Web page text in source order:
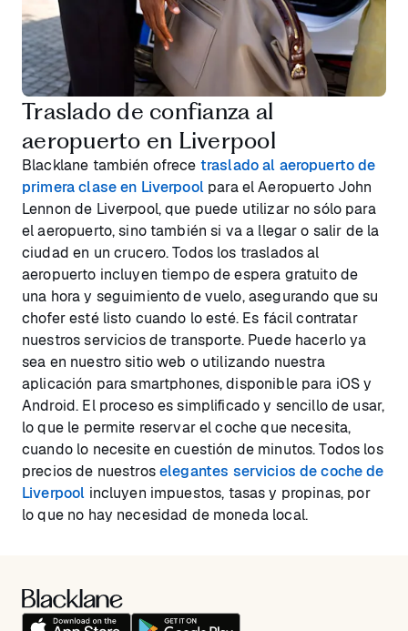
Traslado de confianza al
aeropuerto en Liverpool
Blacklane también ofrece traslado al aeropuerto de
primera clase en Liverpoolpara el Aeropuerto John
Lennon de Liverpool, que puede utilizar no sólo para
el aeropuerto, sino también si va a llegar o salir de la
ciudad en un crucero. Todos los traslados al
aeropuerto incluyen tiempo de espera gratuito de
una hora y seguimiento de vuelo, asegurando que su
chofer esté listo cuando lo esté. Es fácil contratar
nuestros servicios de transporte. Puede hacerlo ya
sea en nuestro sitio web o utilizando nuestra
aplicación para smartphones, disponible para iOS y
Android. El proceso es simplificado y sencillo de usar,
lo que le permite reservar el coche que necesita,
cuando lo necesite en cuestión de minutos. Todos los
precios de nuestroselegantes servicios de coche de
Liverpool incluyen impuestos, tasas y propinas, por
lo que no hay necesidad de moneda local.